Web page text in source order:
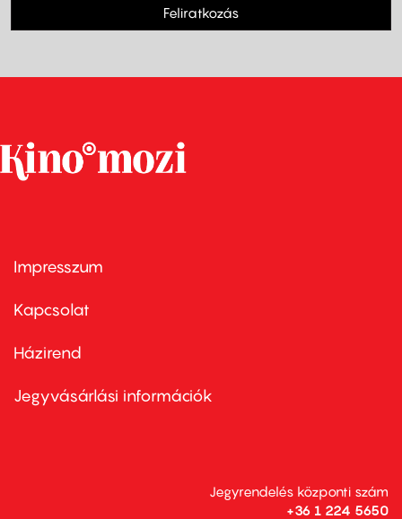
Feliratkozás
Footer
first
Impresszum
Kapcsolat
Footer
second
Házirend
Jegyvásárlási információk
Jegyrendelés központi szám
+36 1 224 5650